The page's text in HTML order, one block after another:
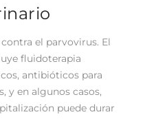
el parvovirus. El
fluidoterapia
antibióticos para
y en algunos casos,
puede durar